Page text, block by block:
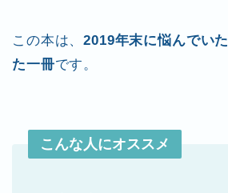
この本は、2019年末に悩んでい
た一冊です。
こんな人にオススメ